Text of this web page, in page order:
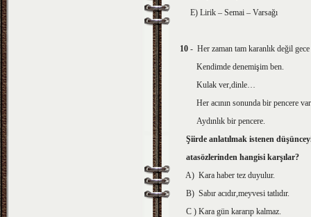
E) Lirik – Semai – Varsağı
10 - Her zaman tam karanlık değil gece
Kendimde denemişim ben.
Kulak ver,dinle…
Her acının sonunda bir pencere
Aydınlık bir pencere.
Şiirde anlatılmak istenen
atasözlerinden hangisi karşılar?
A) Kara haber tez duyulur.
B) Sabır acıdır,meyvesi tatlıdır.
C ) Kara gün kararıp kalmaz.